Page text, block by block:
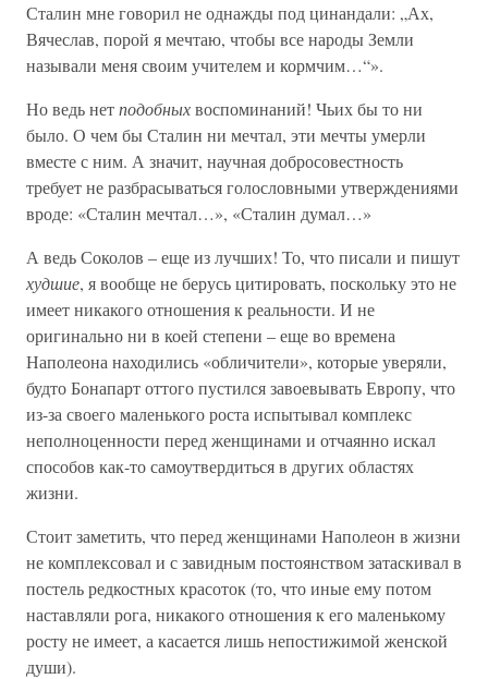
Сталин мне говорил не однажды под цинандали: „Ах,
Вячеслав, порой я мечтаю, чтобы все народы Земли
называли меня своим учителем и кормчим…“».
Но ведь нетподобныхвоспоминаний! Чьих бы то ни
было. О чем бы Сталин ни мечтал, эти мечты умерли
вместе с ним. А значит, научная добросовестность
требует не разбрасываться голословными утверждениями
вроде: «Сталин мечтал…», «Сталин думал…»
А ведь Соколов – еще из лучших! То, что писали и пишут
худшие, я вообще не берусь цитировать, поскольку это не
имеет никакого отношения к реальности. И не
оригинально ни в коей степени – еще во времена
Наполеона находились «обличители», которые уверяли,
будто Бонапарт оттого пустился завоевывать Европу, что
из-за своего маленького роста испытывал комплекс
неполноценности перед женщинами и отчаянно искал
способов как-то самоутвердиться в других областях
жизни.
Стоит заметить, что перед женщинами Наполеон в жизни
не комплексовал и с завидным постоянством затаскивал в
постель редкостных красоток (то, что иные ему потом
наставляли рога, никакого отношения к его маленькому
росту не имеет, а касается лишь непостижимой женской
души).